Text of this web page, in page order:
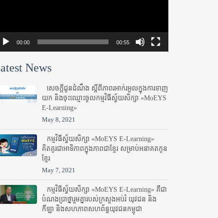
00:00 00:55
News
សេចក្តីជូនដំណឹង ស្តី​ពីភាព​រអាក់រអួល​ក្នុងការ​ទាញ​
យក និង​ចុះ​ឈ្មោះ​ចូល​កម្មវិធី​ស្វ័យសិក្សា «MoEYS
E-Learning»
May 8, 2021
កម្មវិធីស្វ័យសិក្សា «MoEYS E-Learning»
គិតគូរជាអាទិភាពក្នុងភាពជាខ្មែរ សម្រាប់អនាគតកូន
ខ្មែរ
May 7, 2021
កម្មវិធីស្វ័យសិក្សា «MoEYS E-Learning» គឺជា
បំណងប្រាថ្នារួមគ្នារបស់ក្រសួងអប់រំ​ យុវជន និង
កីឡា និងសហភាពសហព័ន្ធយុវជនកម្ពុជា